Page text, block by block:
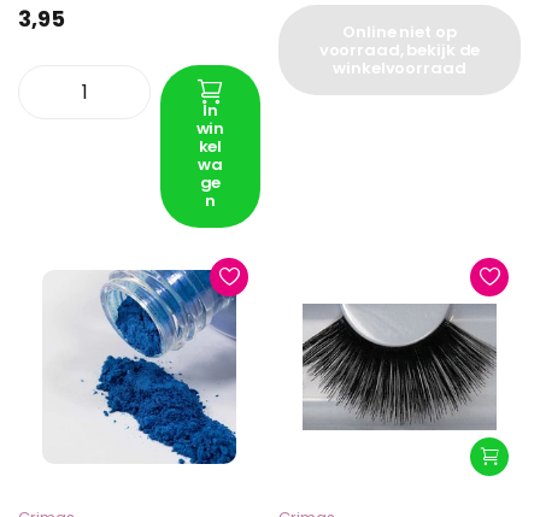
3,95
In
win
kel
wa
ge
n
Online niet op
voorraad, bekijk de
winkelvoorraad